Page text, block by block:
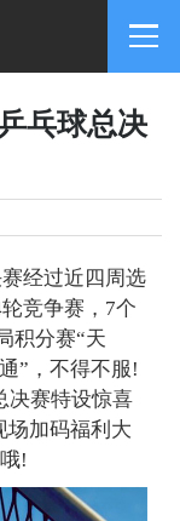
乓球总决
经过近四周选
竞争赛，7个
积分赛“天
”，不得不服!
决赛特设惊喜
场加码福利大
!